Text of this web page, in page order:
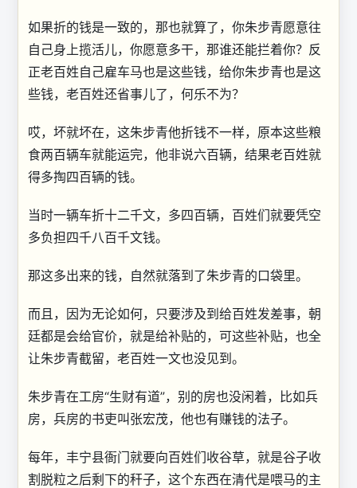
如果折的钱是一致的，那也就算了，你朱步青愿意往
自己身上揽活儿，你愿意多干，那谁还能拦着你？反
正老百姓自己雇车马也是这些钱，给你朱步青也是这
些钱，老百姓还省事儿了，何乐不为？
哎，坏就坏在，这朱步青他折钱不一样，原本这些粮
食两百辆车就能运完，他非说六百辆，结果老百姓就
得多掏四百辆的钱。
当时一辆车折十二千文，多四百辆，百姓们就要凭空
多负担四千八百千文钱。
那这多出来的钱，自然就落到了朱步青的口袋里。
而且，因为无论如何，只要涉及到给百姓发差事，朝
廷都是会给官价，就是给补贴的，可这些补贴，也全
让朱步青截留，老百姓一文也没见到。
朱步青在工房“生财有道”，别的房也没闲着，比如兵
房，兵房的书吏叫张宏茂，他也有赚钱的法子。
每年，丰宁县衙门就要向百姓们收谷草，就是谷子收
割脱粒之后剩下的秆子，这个东西在清代是喂马的主